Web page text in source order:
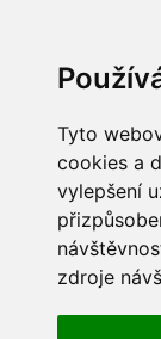
Tyto
cookies a
vylepšení
zdroje